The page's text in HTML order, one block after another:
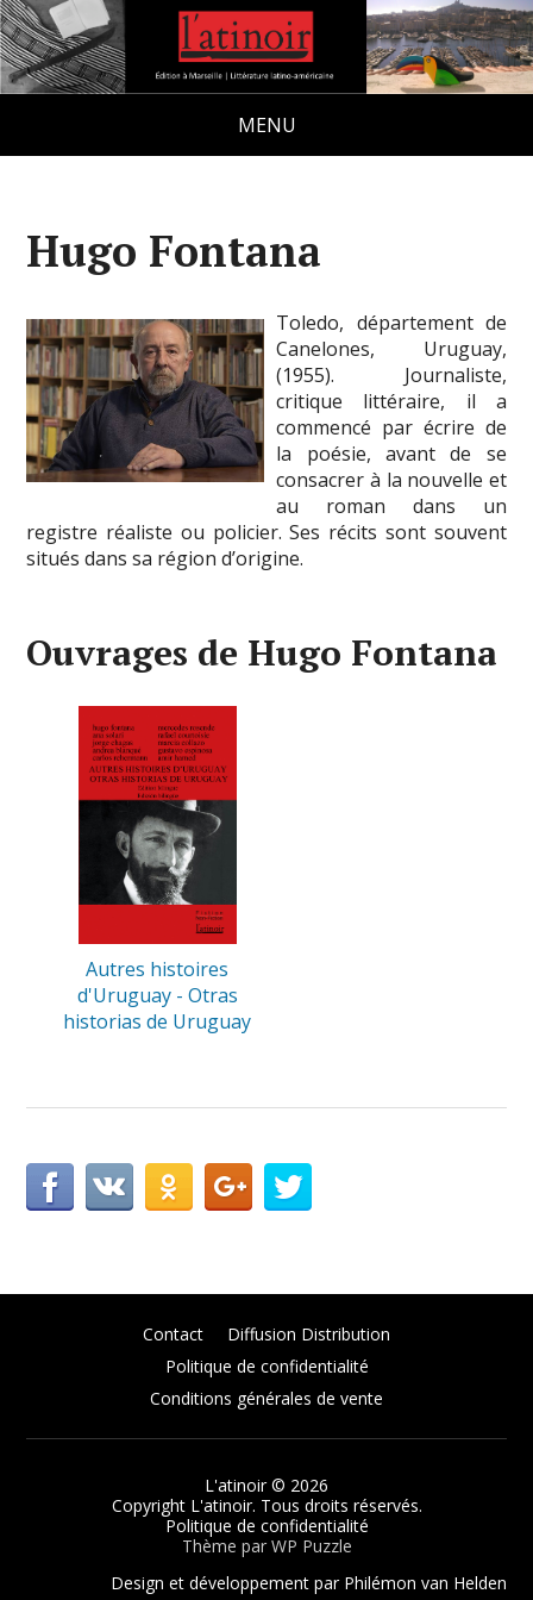
MENU
Hugo Fontana
Toledo, département de
Canelones, Uruguay,
(1955). Journaliste,
critique littéraire, il a
commencé par écrire de
la poésie, avant de se
consacrer à la nouvelle et
au roman dans un
registre réaliste ou policier. Ses récits sont souvent
situés dans sa région d’origine.
Ouvrages de Hugo Fontana
Autres histoires
d'Uruguay - Otras
historias de Uruguay
Contact
Diffusion Distribution
Politique de confidentialité
Conditions générales de vente
L'atinoir© 2026
Copyright L'atinoir. Tous droits réservés.
Politique de confidentialité
Thème par WP Puzzle
Design et développement par Philémon van Helden